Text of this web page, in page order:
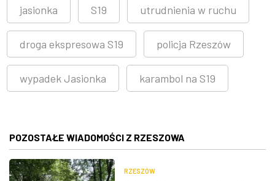
jasionka S19 utrudnienia w ruchu
droga ekspresowa S19 policja Rzeszów
wypadek Jasionka karambol na S19
POZOSTAŁE WIADOMOŚCI Z RZESZOWA
RZESZÓW